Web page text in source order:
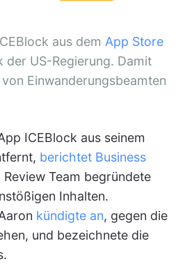
aus dem App Store
der US-Regierung. Damit
Einwanderungsbeamten
ICEBlock aus seinem
berichtet Business
Team begründete
Inhalten.
kündigte an, gegen die
und bezeichnete die